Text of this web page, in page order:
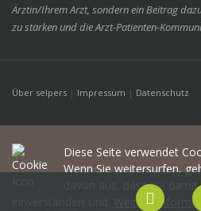
Ärztin/Ihrem Arzt, sondern ein Beitrag
zu stärken und die Arzt-Patienten-
Über selpers | Impressum | Datenschutz
Diese Seite verwendet
Wenn Sie weitersurfen,
davon aus, dass Sie damit
Weitere